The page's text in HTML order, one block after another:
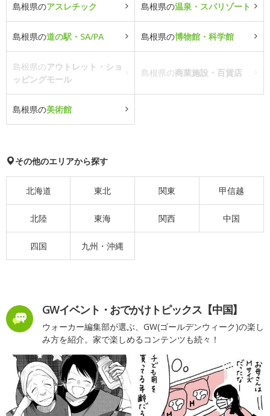
島根県のアスレチック 島根県の温泉・スパリゾート
島根県の道の駅・SA/PA 島根県の博物館・科学館
島根県のアウトレット・ショ
ッピングモール
島根県の商業施設・百貨店
島根県の美術館
その他のエリアから探す
北海道 東北 関東 甲信越
北陸 東海 関西 中国
四国 九州・沖縄
GWイベント・おでかけトピックス【中国】
ウォーカー編集部が選ぶ、GW(ゴールデンウィーク)の楽し
み方を紹介。家で楽しめるコンテンツも続々！